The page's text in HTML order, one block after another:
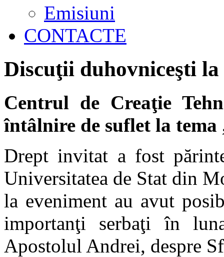
Emisiuni
CONTACTE
Discuţii duhovniceşti
Centrul de Creaţie
întâlnire de suflet la
Drept invitat a fost
Universitatea de Stat din
la eveniment au avut
importanţi serbaţi în
Apostolul Andrei, despre